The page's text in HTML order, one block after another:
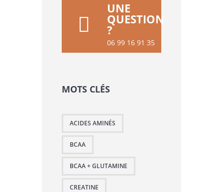
UNE
QUESTION
?
06 99 16 91 35
MOTS CLÉS
ACIDES AMINÉS
BCAA
BCAA + GLUTAMINE
CREATINE